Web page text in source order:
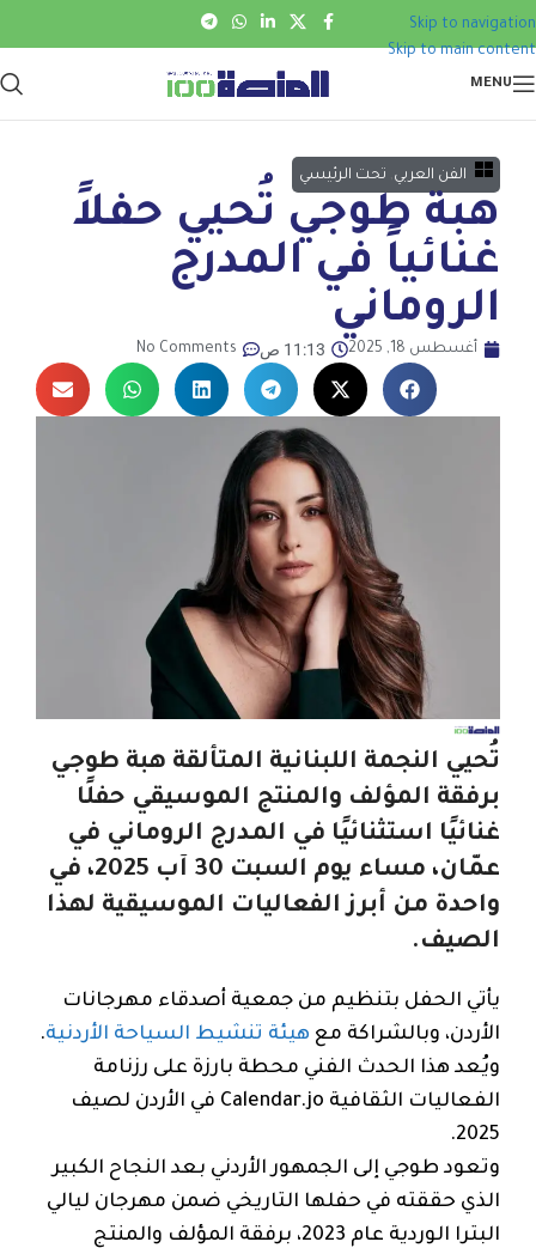
Skip to navigation
Skip to main content
MENU
الفن العربي تحت الرئيسي
هبة طوجي تُحيي حفلاً
غنائياً في المدرج
الروماني
أغسطس 18, 2025 11:13 ص No Comments
تُحيي النجمة اللبنانية المتألقة هبة طوجي
برفقة المؤلف والمنتج الموسيقي حفلًا
غنائيًا استثنائيًا في المدرج الروماني في
عمّان، مساء يوم السبت 30 آب 2025، في
واحدة من أبرز الفعاليات الموسيقية لهذا
الصيف.
يأتي الحفل بتنظيم من جمعية أصدقاء مهرجانات
الأردن، وبالشراكة مع هيئة تنشيط السياحة الأردنية.
ويُعد هذا الحدث الفني محطة بارزة على رزنامة
الفعاليات الثقافية Calendar.jo في الأردن لصيف
2025.
وتعود طوجي إلى الجمهور الأردني بعد النجاح الكبير
الذي حققته في حفلها التاريخي ضمن مهرجان ليالي
البترا الوردية عام 2023، برفقة المؤلف والمنتج